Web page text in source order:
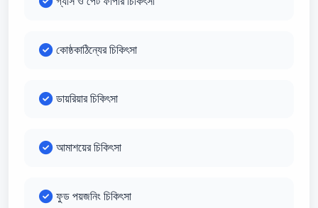
কোষ্ঠকাঠিন্যের চিকিৎসা
ডায়রিয়ার চিকিৎসা
আমাশয়ের চিকিৎসা
ফুড পয়জনিং চিকিৎসা